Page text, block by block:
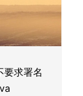
求署名